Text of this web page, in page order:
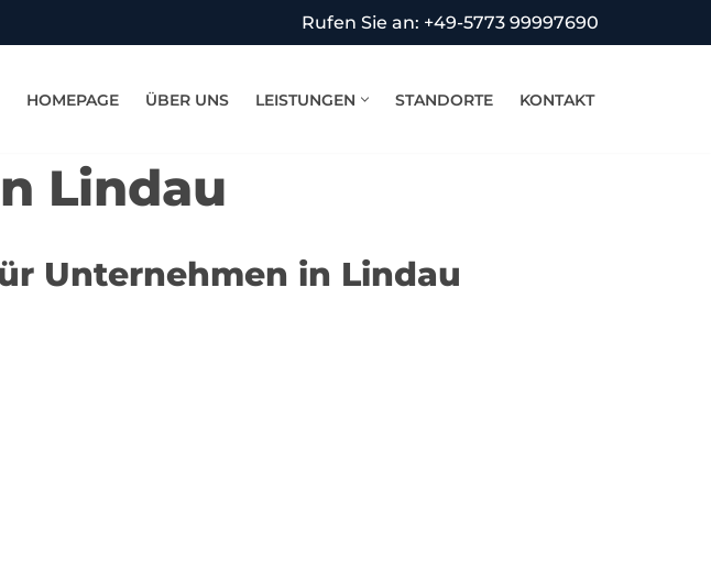
Rufen Sie an: +49-5773 99997690
HOMEPAGE ÜBER UNS LEISTUNGEN STANDORTE KONTAKT
Lindau
Unternehmen in Lindau